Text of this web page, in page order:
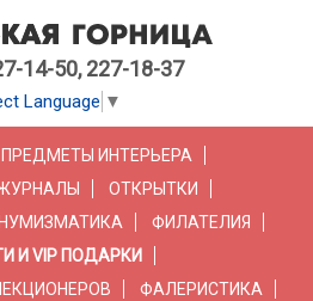
14-50, 227-18-37
Language ▼
ИНТЕРЬЕРА
ОТКРЫТКИ
НУМИЗМАТИКА
ФИЛАТЕЛИЯ
И VIP ПОДАРКИ
ФАЛЕРИСТИКА